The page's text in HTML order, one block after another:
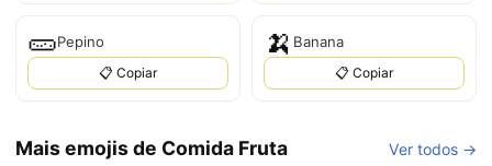
🥒Pepino
📋 Copiar
🍌 Banana
📋 Copiar
Mais emojis de Comida Fruta Ver todos →